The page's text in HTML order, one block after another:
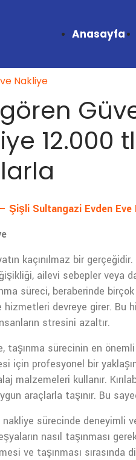
Anasayfa
Nakliye
12.000
Şişli Sultangazi Evden
kaçınılmaz bir
ailevi sebepler veya
süreci, beraberinde
devreye girer. Bu
stresini azaltır.
taşınma sürecinin en
için profesyonel bir
malzemeleri kullanır.
araçlarla taşınır. Bu
nakliye sürecinde deneyimli
nasıl taşınması
ve taşınması sırasında